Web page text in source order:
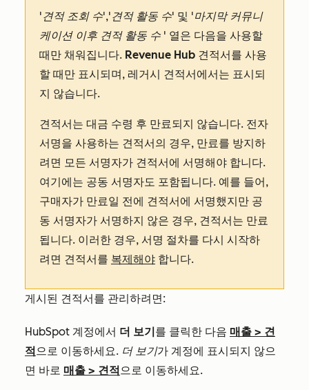
'견적 조회 수','견적 활동 수' 및 '마지막 커뮤니
케이션 이후 견적 활동 수' 열은 다음을 사용할
때만 채워집니다. Revenue Hub 견적서를 사용
할 때만 표시되며, 레거시 견적서에서는 표시되
지 않습니다.
견적서는 대금 수령 후 만료되지 않습니다. 전자
서명을 사용하는 견적서의 경우, 만료를 방지하
려면 모든 서명자가 견적서에 서명해야 합니다.
여기에는 공동 서명자도 포함됩니다. 예를 들어,
구매자가 만료일 전에 견적서에 서명했지만 공
동 서명자가 서명하지 않은 경우, 견적서는 만료
됩니다. 이러한 경우, 서명 절차를 다시 시작하
려면 견적서를 복제해야 합니다.
게시된 견적서를 관리하려면:
HubSpot 계정에서 더 보기 를 클릭한 다음 매출 > 견
적 으로 이동하세요. 더 보기가 계정에 표시되지 않으
면 바로 매출 > 견적 으로 이동하세요.